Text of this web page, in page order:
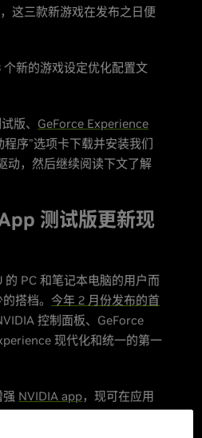
这三款新游戏在发布之日便
新的游戏设定优化配置文
版、 GeForce Experience
程序”选项卡下载并安装我们
动，然后继续阅读下文了解
测试版更新现
的 PC 和笔记本电脑的用户而
搭档。 今年 2 月份发布的首
控制面板、GeForce
现代化和统一的第一
强 NVIDIA app，现可在应用